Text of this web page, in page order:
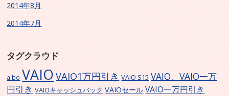
2014年8月
2014年7月
タグクラウド
aibo VAIO VAIO1万円引き VAIO S15 VAIO、VAIO一万
円引き VAIOキャッシュバック VAIOセール VAIO一万円引き